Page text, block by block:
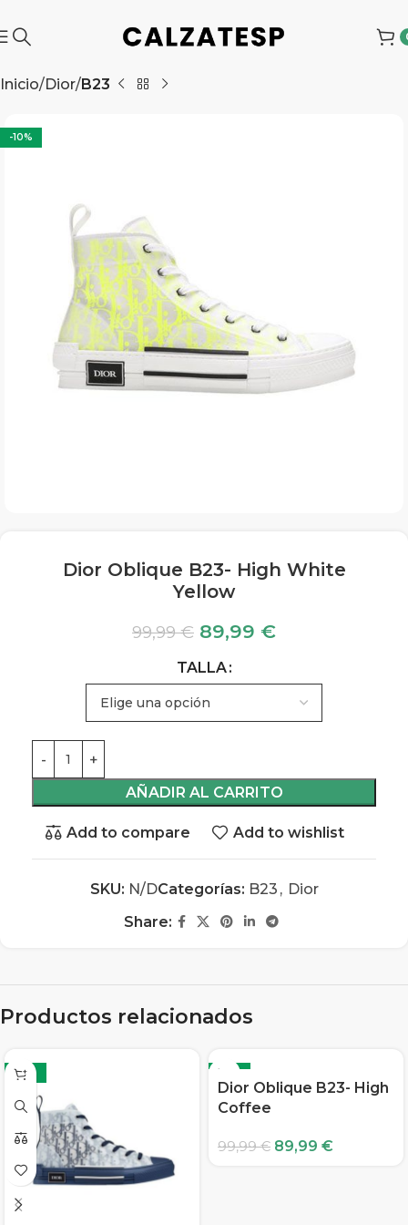
Inicio Dior B23
-10%
Dior Oblique B23- High White
Yellow
99,99€ 89,99 €
TALLA
AÑADIR AL CARRITO
Add to compare Add to wishlist
SKU: N/DCategorías: B23 , Dior
Share:
Productos relacionados
-10% -10%
Dior Oblique B23- High
Coffee
99,99€ 89,99 €